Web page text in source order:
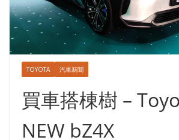
TOYOTA 汽車新聞
買車搭棟樹 –
NEW bZ4X